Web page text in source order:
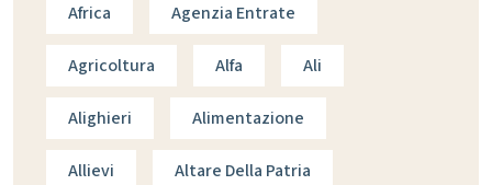
Africa Agenzia Entrate
Agricoltura Alfa Ali
Alighieri Alimentazione
Allievi Altare Della Patria